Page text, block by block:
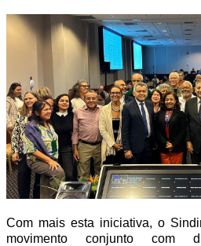
Com mais esta iniciativa, o
movimento conjunto com